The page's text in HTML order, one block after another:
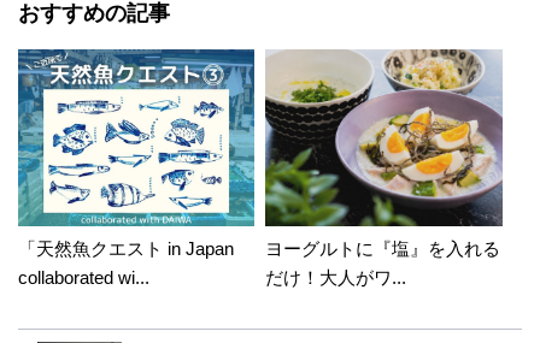
おすすめの記事
「天然魚クエスト in Japan
collaborated wi...
ヨーグルトに『塩』を入れる
だけ！大人がワ...